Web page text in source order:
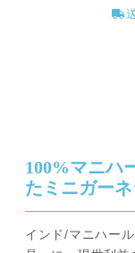
100%マニハ
たミニガー
インド/マニハー